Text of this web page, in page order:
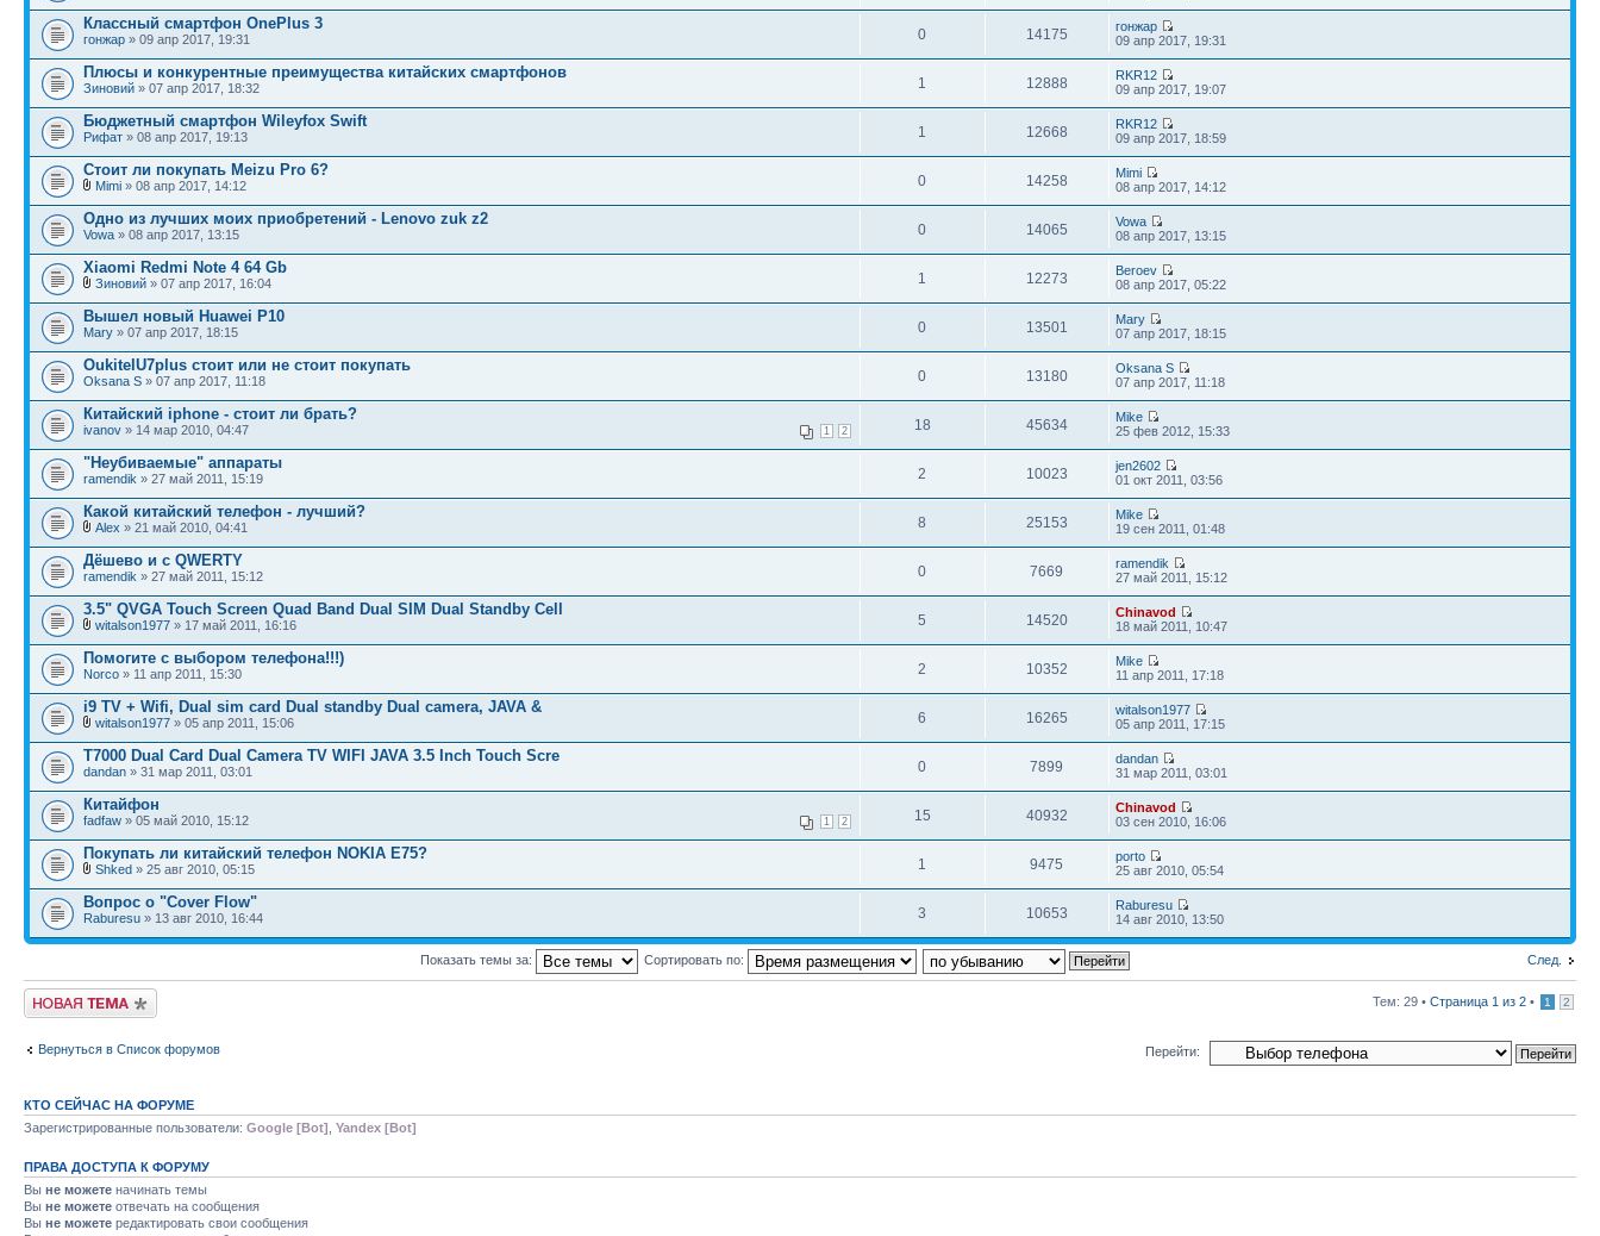
Классный смартфон OnePlus 3
гонжар » 09 апр 2017, 19:31 0 14175
гонжар
09 апр 2017, 19:31
Плюсы и конкурентные преимущества китайских смартфонов
Зиновий » 07 апр 2017, 18:32 1 12888
RKR12
09 апр 2017, 19:07
Бюджетный смартфон Wileyfox Swift
Рифат » 08 апр 2017, 19:13 1 12668
RKR12
09 апр 2017, 18:59
Стоит ли покупать Meizu Pro 6?
Mimi » 08 апр 2017, 14:12 0 14258
Mimi
08 апр 2017, 14:12
Одно из лучших моих приобретений - Lenovo zuk z2
Vowa » 08 апр 2017, 13:15 0 14065
Vowa
08 апр 2017, 13:15
Xiaomi Redmi Note 4 64 Gb
Зиновий » 07 апр 2017, 16:04 1 12273
Beroev
08 апр 2017, 05:22
Вышел новый Huawei P10
Mary » 07 апр 2017, 18:15 0 13501
Mary
07 апр 2017, 18:15
OukitelU7plus стоит или не ст­оит покупать
Oksana S » 07 апр 2017, 11:18 0 13180
Oksana S
07 апр 2017, 11:18
Китайский iphone - стоит ли брать?
1 2
ivanov » 14 мар 2010, 04:47 18 45634
Mike
25 фев 2012, 15:33
"Неубиваемые" аппараты
ramendik » 27 май 2011, 15:19 2 10023
jen2602
01 окт 2011, 03:56
Какой китайский телефон - лучший?
Alex » 21 май 2010, 04:41 8 25153
Mike
19 сен 2011, 01:48
Дёшево и с QWERTY
ramendik » 27 май 2011, 15:12 0 7669
ramendik
27 май 2011, 15:12
3.5" QVGA Touch Screen Quad Band Dual SIM Dual Standby Cell
witalson1977 » 17 май 2011, 16:16 5 14520
Chinavod
18 май 2011, 10:47
Помогите с выбором телефона!!!)
Norco » 11 апр 2011, 15:30 2 10352
Mike
11 апр 2011, 17:18
i9 TV + Wifi, Dual sim card Dual standby Dual camera, JAVA &
witalson1977 » 05 апр 2011, 15:06 6 16265
witalson1977
05 апр 2011, 17:15
T7000 Dual Card Dual Camera TV WIFI JAVA 3.5 Inch Touch Scre
dandan » 31 мар 2011, 03:01 0 7899
dandan
31 мар 2011, 03:01
Китайфон
1 2
fadfaw » 05 май 2010, 15:12 15 40932
Chinavod
03 сен 2010, 16:06
Покупать ли китайский телефон NOKIA E75?
Shked » 25 авг 2010, 05:15 1 9475
porto
25 авг 2010, 05:54
Вопрос о "Cover Flow"
Raburesu » 13 авг 2010, 16:44 3 10653
Raburesu
14 авг 2010, 13:50
След.
Показать темы за: Сортировать по:
Начать новую тему Тем: 29 • Страница 1 из 2 • 1 2
Вернуться в Список форумов Перейти:
КТО СЕЙЧАС НА ФОРУМЕ
Зарегистрированные пользователи: Google [Bot] Yandex [Bot]
ПРАВА ДОСТУПА К ФОРУМУ
Вы не можете начинать темы
Вы не можете отвечать на сообщения
Вы не можете редактировать свои сообщения